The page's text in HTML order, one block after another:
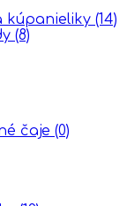
kúpanieliky (14)
(8)
čaje (0)